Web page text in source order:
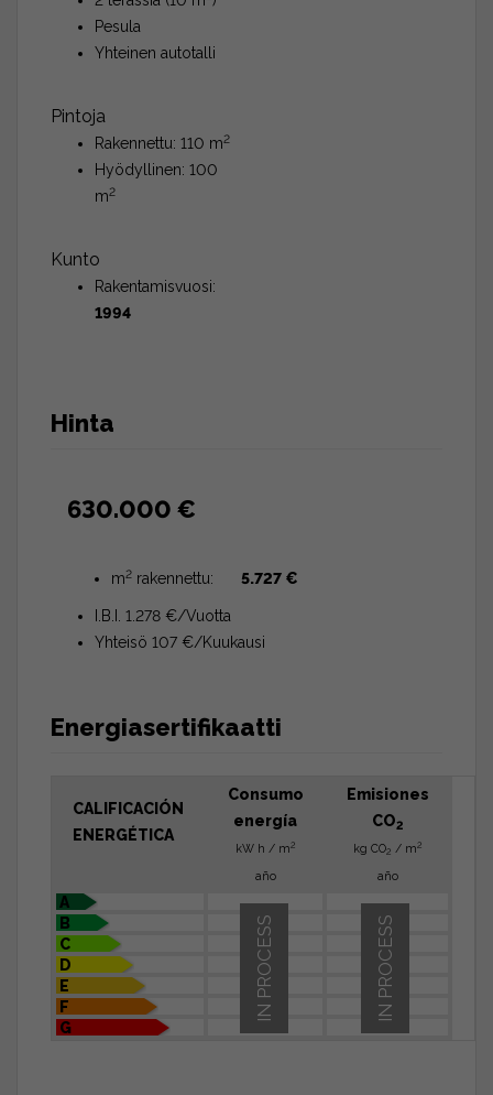
Pesula
Yhteinen autotalli
Pintoja
Rakennettu: 110 m2
Hyödyllinen: 100
m2
Kunto
Rakentamisvuosi:
1994
Hinta
630.000 €
m2 rakennettu: 5.727 €
I.B.I. 1.278 €/Vuotta
Yhteisö 107 €/Kuukausi
Energiasertifikaatti
CALIFICACIÓN
ENERGÉTICA
Consumo
energía
kW h / m2
año
Emisiones
CO2
kg CO2 / m2
año
A
B
C
D
E
F
G
IN PROCESS
IN PROCESS